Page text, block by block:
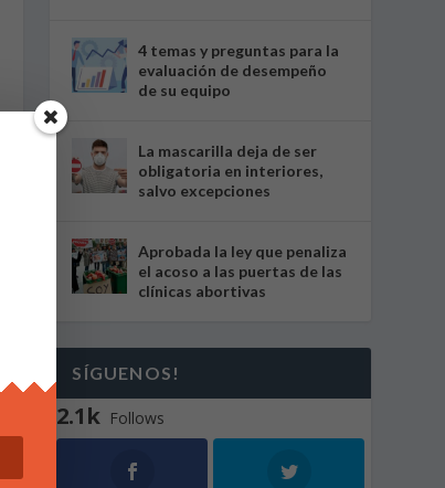
4 temas y preguntas para la
evaluación de desempeño
de su equipo
La mascarilla deja de ser
obligatoria en interiores,
salvo excepciones
Aprobada la ley que penaliza
el acoso a las puertas de las
clínicas abortivas
SÍGUENOS!
2.1k Follows